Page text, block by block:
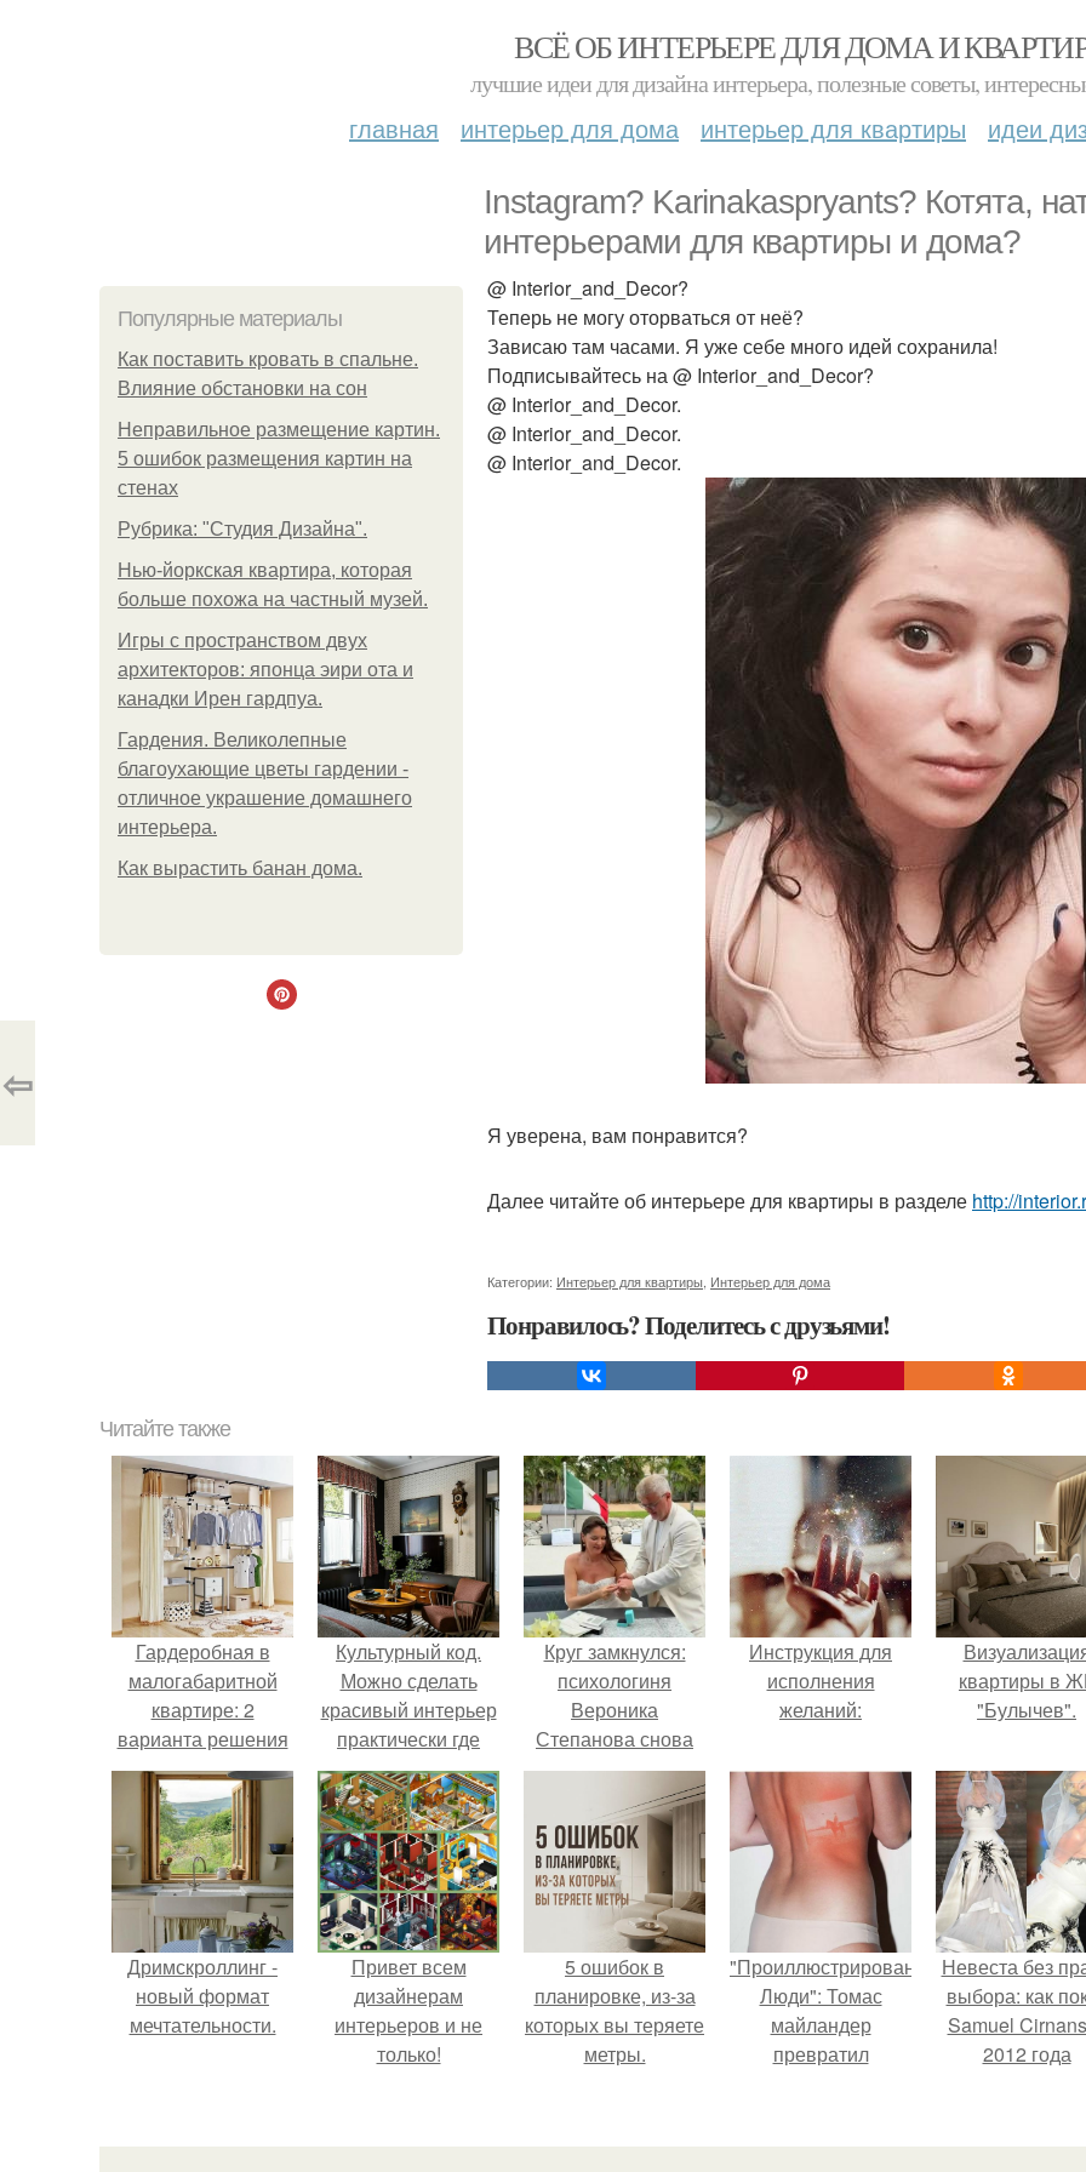
ВСЁ ОБ ИНТЕРЬЕРЕ ДЛЯ ДОМА И
лучшие идеи для дизайна интерьера, полезные советы,
главная интерьер для дома интерьер для квартиры идеи
Instagram? Karinakaspryants? Котята,
интерьерами для квартиры и дома?
Популярные материалы
Как поставить кровать в спальне.
Влияние обстановки на сон
Неправильное размещение картин.
5 ошибок размещения картин на
стенах
Рубрика: "Студия Дизайна".
Нью-йоркская квартира, которая
больше похожа на частный музей.
Игры с пространством двух
архитекторов: японца эири ота и
канадки Ирен гардпуа.
Гардения. Великолепные
благоухающие цветы гардении -
отличное украшение домашнего
интерьера.
Как вырастить банан дома.
@ Interior_and_Decor?
Теперь не могу оторваться от неё?
Зависаю там часами. Я уже себе много идей сохранила!
Подписывайтесь на @ Interior_and_Decor?
@ Interior_and_Decor.
@ Interior_and_Decor.
@ Interior_and_Decor.
Я уверена, вам понравится?
Далее читайте об интерьере для квартиры в разделе http://
Категории: Интерьер для квартиры Интерьер для дома
Понравилось? Поделитесь с друзьями!
⇦
Читайте также
Гардеробная в
малогабаритной
квартире: 2
варианта решения
нелегкой задачи.
Культурный код.
Можно сделать
красивый интерьер
практически где
угодно.
Круг замкнулся:
психологиня
Вероника
Степанова снова
вышла замуж за
собственного
бывшего мужа.
Инструкция для
исполнения
желаний:
квартиры в
"Булычев".
Дримскроллинг -
новый формат
мечтательности.
Привет всем
дизайнерам
интерьеров и не
только!
5 ошибок в
планировке, из-за
которых вы теряете
метры.
"Проиллюстрированные
Люди": Томас
майландер
превратил
Невеста без
выбора: как
Samuel
2012 года